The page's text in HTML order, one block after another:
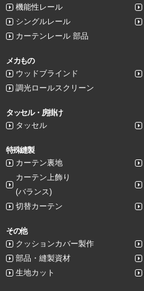
機能性レール
シングルレール
カーテンレール 部品
メカもの
ウッドブラインド
調光ロールスクリーン
タッセル・房掛け
タッセル
特殊縫製
カーテン裏地
カーテン上飾り
(バランス)
切替カーテン
その他
クッションカバー製作
部品・縫製資材
生地カット